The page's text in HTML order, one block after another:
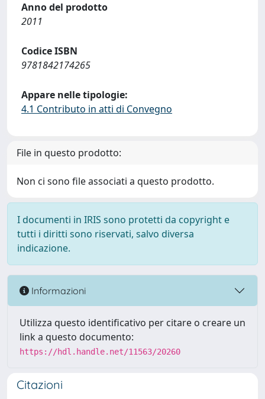
Anno del prodotto
2011
Codice ISBN
9781842174265
Appare nelle tipologie:
4.1 Contributo in atti di Convegno
File in questo prodotto:
Non ci sono file associati a questo prodotto.
I documenti in IRIS sono protetti da copyright e
tutti i diritti sono riservati, salvo diversa
indicazione.
Informazioni
Utilizza questo identificativo per citare o creare un
link a questo documento:
https://hdl.handle.net/11563/20260
Citazioni